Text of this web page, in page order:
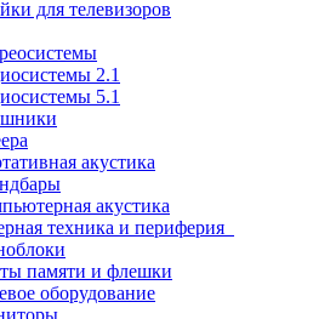
для телевизоров
2.1
5.1
акустика
акустика
техника и периферия
памяти и флешки
оборудование